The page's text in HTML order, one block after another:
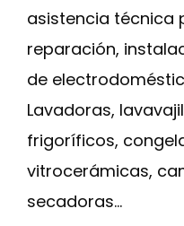
asistencia técnica
reparación,
de
Lavadoras,
frigoríficos,
vitrocerámicas,
secadoras…